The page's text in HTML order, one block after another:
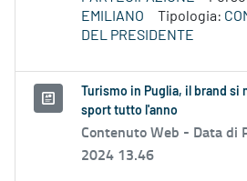
EMILIANO
Tipologia:
DEL PRESIDENTE
Turismo in Puglia, il brand
sport tutto l'anno
Contenuto Web - Data di
2024 13.46